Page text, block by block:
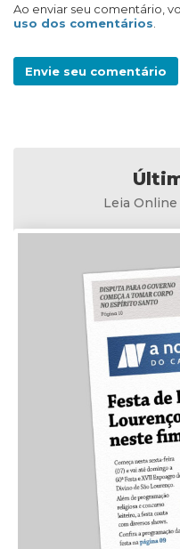
Ao enviar seu comentário,
uso dos comentários
Envie seu comentário
Leia